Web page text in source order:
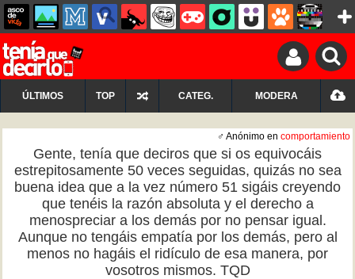
ÚLTIMOS TOP CATEG. MODERA
♂ Anónimo en comportamiento
Gente, tenía que deciros que si os equivocáis
estrepitosamente 50 veces seguidas, quizás no sea
buena idea que a la vez número 51 sigáis creyendo
que tenéis la razón absoluta y el derecho a
menospreciar a los demás por no pensar igual.
Aunque no tengáis empatía por los demás, pero al
menos no hagáis el ridículo de esa manera, por
vosotros mismos. TQD